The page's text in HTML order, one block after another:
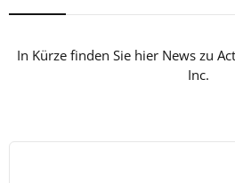
In Kürze finden Sie hier News zu
Inc.